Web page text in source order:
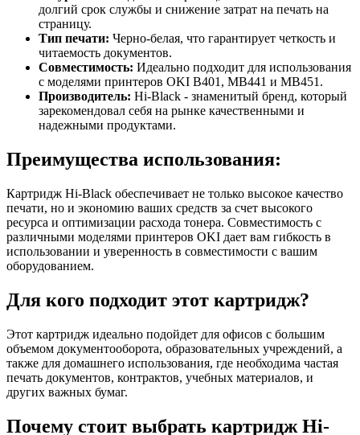
долгий срок службы и снижение затрат на печать на
страницу.
Тип печати: Черно-белая, что гарантирует четкость и
читаемость документов.
Совместимость: Идеально подходит для использования
с моделями принтеров OKI B401, MB441 и MB451.
Производитель: Hi-Black - знаменитый бренд, который
зарекомендовал себя на рынке качественными и
надежными продуктами.
Преимущества использования:
Картридж Hi-Black обеспечивает не только высокое качество
печати, но и экономию ваших средств за счет высокого
ресурса и оптимизации расхода тонера. Совместимость с
различными моделями принтеров OKI дает вам гибкость в
использовании и уверенность в совместимости с вашим
оборудованием.
Для кого подходит этот картридж?
Этот картридж идеально подойдет для офисов с большим
объемом документооборота, образовательных учреждений, а
также для домашнего использования, где необходима частая
печать документов, контрактов, учебных материалов, и
других важных бумаг.
Почему стоит выбрать картридж Hi-